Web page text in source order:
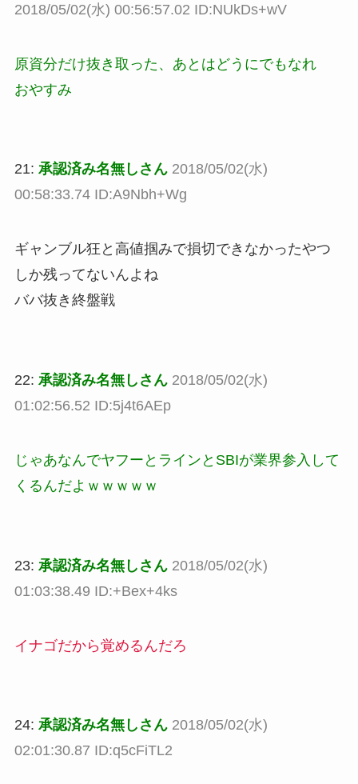
2018/05/02(水) 00:56:57.02 ID:NUkDs+wV
原資分だけ抜き取った、あとはどうにでもなれ
おやすみ
21: 承認済み名無しさん 2018/05/02(水)
00:58:33.74 ID:A9Nbh+Wg
ギャンブル狂と高値掴みで損切できなかったやつ
しか残ってないんよね
ババ抜き終盤戦
22: 承認済み名無しさん 2018/05/02(水)
01:02:56.52 ID:5j4t6AEp
じゃあなんでヤフーとラインとSBIが業界参入して
くるんだよｗｗｗｗｗ
23: 承認済み名無しさん 2018/05/02(水)
01:03:38.49 ID:+Bex+4ks
イナゴだから覚めるんだろ
24: 承認済み名無しさん 2018/05/02(水)
02:01:30.87 ID:q5cFiTL2